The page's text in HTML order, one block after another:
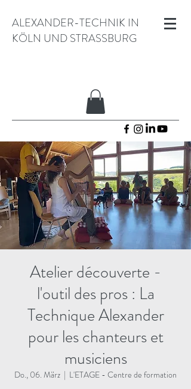
ALEXANDER-TECHNIK IN
KÖLN UND STRASSBURG
Atelier découverte -
l'outil des pros : La
Technique Alexander
pour les chanteurs et
musiciens
Do., 06. März
  |
L'ETAGE - Centre de formation